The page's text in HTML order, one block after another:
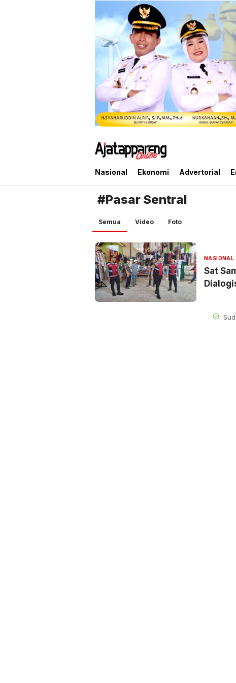
Ajatappareng Online
Media Terpercaya Anda
Nasional Ekonomi Advertorial
#Pasar Sentral
Semua Video Foto
NASIONAL
Sat